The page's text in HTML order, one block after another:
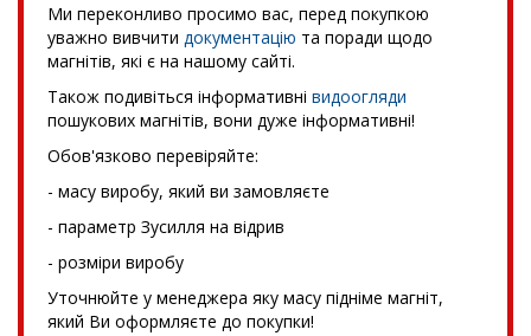
Ми переконливо просимо вас, перед покупкою
уважно вивчити документацію та поради щодо
магнітів, які є на нашому сайті.
Також подивіться інформативні видоогляди
пошукових магнітів, вони дуже інформативні!
Обов'язково перевіряйте:
- масу виробу, який ви замовляєте
- параметр Зусилля на відрив
- розміри виробу
Уточнюйте у менеджера яку масу підніме магніт,
який Ви оформляєте до покупки!